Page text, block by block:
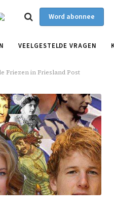
Word abonnee
VEELGESTELDE VRAGEN
Friezen in Friesland Post